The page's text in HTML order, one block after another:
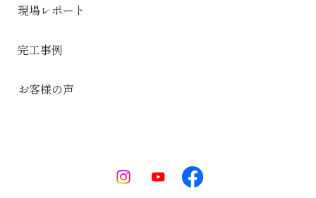
現場レポート
完工事例
お客様の声